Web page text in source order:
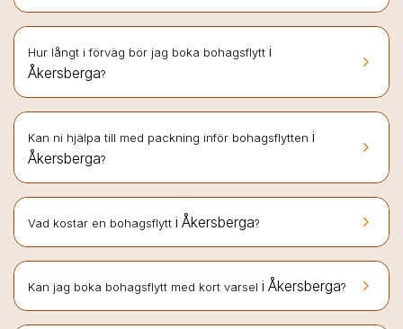
keyboard_arrow_right
Hur långt i förväg bör jag boka bohagsflytt i
Åkersberga?
keyboard_arrow_right
Kan ni hjälpa till med packning inför bohagsflytten i
Åkersberga?
keyboard_arrow_right
Vad kostar en bohagsflytt i Åkersberga?
keyboard_arrow_right
Kan jag boka bohagsflytt med kort varsel i Åkersberga?